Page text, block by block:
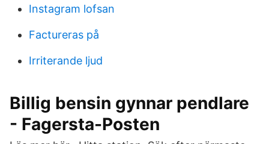
Instagram lofsan
Factureras på
Irriterande ljud
Billig bensin gynnar pendlare
- Fagersta-Posten